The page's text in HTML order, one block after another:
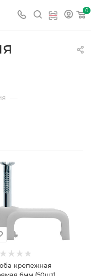
0
—
крепежная
6мм (50шт)